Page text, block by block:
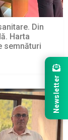
Din
Harta
semnături
Newsletter